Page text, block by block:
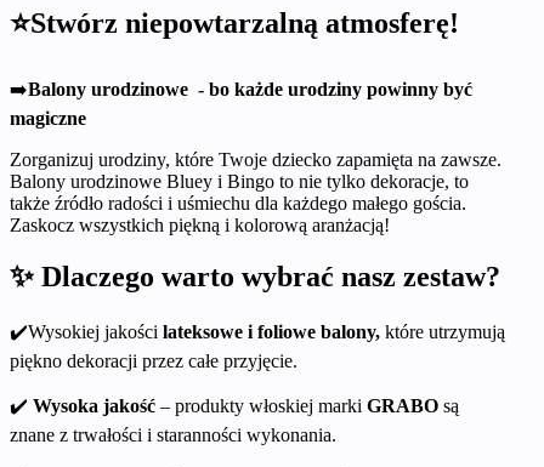
⭐Stwórz niepowtarzalną atmosferę!
➡️Balony urodzinowe - bo każde urodziny powinny być
magiczne
Zorganizuj urodziny, które Twoje dziecko zapamięta na zawsze.
Balony urodzinowe Bluey i Bingo to nie tylko dekoracje, to
także źródło radości i uśmiechu dla każdego małego gościa.
Zaskocz wszystkich piękną i kolorową aranżacją!
✨ Dlaczego warto wybrać nasz zestaw?
✔️Wysokiej jakości lateksowe i foliowe balony, które utrzymują
piękno dekoracji przez całe przyjęcie.
✔️ Wysoka jakość – produkty włoskiej marki GRABO są
znane z trwałości i staranności wykonania.